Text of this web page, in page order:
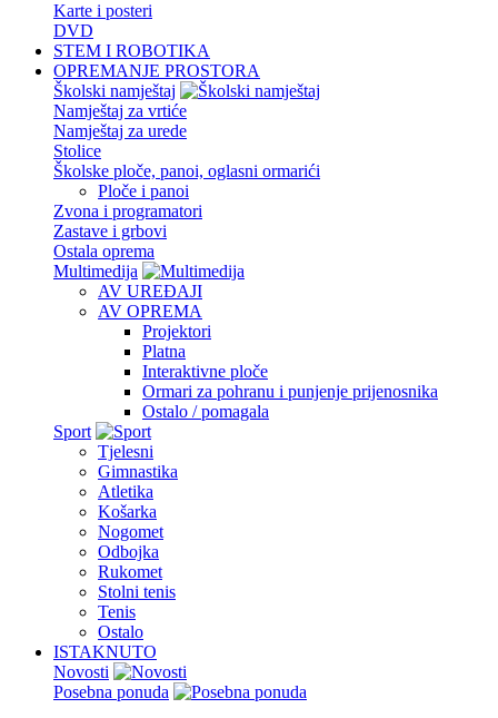
Karte i posteri
DVD
STEM I ROBOTIKA
OPREMANJE PROSTORA
Školski namještaj
Namještaj za vrtiće
Namještaj za urede
Stolice
Školske ploče, panoi, oglasni ormarići
Ploče i panoi
Zvona i programatori
Zastave i grbovi
Ostala oprema
Multimedija
AV UREĐAJI
AV OPREMA
Projektori
Platna
Interaktivne ploče
Ormari za pohranu i punjenje prijenosnika
Ostalo / pomagala
Sport
Tjelesni
Gimnastika
Atletika
Košarka
Nogomet
Odbojka
Rukomet
Stolni tenis
Tenis
Ostalo
ISTAKNUTO
Novosti
Posebna ponuda